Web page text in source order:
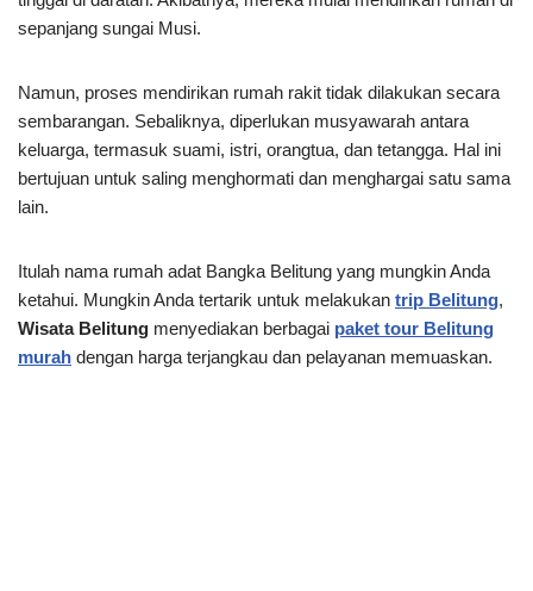
sepanjang sungai Musi.
Namun, proses mendirikan rumah rakit tidak dilakukan secara
sembarangan. Sebaliknya, diperlukan musyawarah antara
keluarga, termasuk suami, istri, orangtua, dan tetangga. Hal ini
bertujuan untuk saling menghormati dan menghargai satu sama
lain.
Itulah nama rumah adat Bangka Belitung yang mungkin Anda
ketahui. Mungkin Anda tertarik untuk melakukan trip Belitung,
Wisata Belitung menyediakan berbagai paket tour Belitung
murah dengan harga terjangkau dan pelayanan memuaskan.